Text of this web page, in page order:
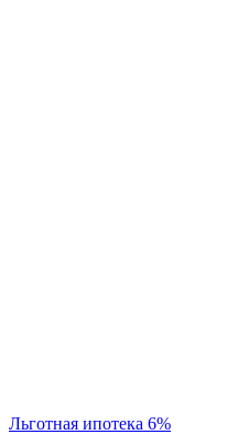
Льготная ипотека 6%